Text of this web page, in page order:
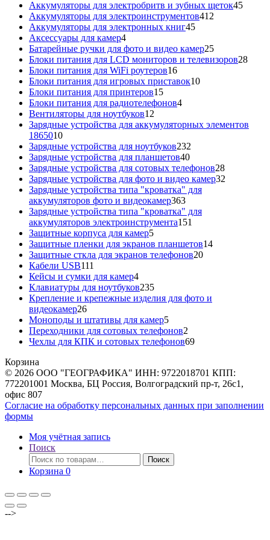
товаров
Аккумуляторы для электробритв и зубных щеток4545
Аккумуляторы для электроинструментов412
Аккумуляторы для электронных книг4545
Аксессуары для камер44
товара
Батарейные ручки для фото и видео камер2525
товаров
Блоки питания для LCD мониторов и телевизоров2828
Блоки питания для WiFi роутеров1616
товаров
Блоки питания для игровых приставок1010
Блоки питания для принтеров1515
товаров
Блоки питания для радиотелефонов44
Вентиляторы для ноутбуков12
товаров
Зарядные устройства для аккумуляторных элементов
186501010
товаров
Зарядные устройства для ноутбуков232
Зарядные устройства для планшетов4040
товаров
Зарядные устройства для сотовых телефонов2828
товаров
Зарядные устройства для фото и видео камер32
Зарядные устройства типа "кроватка" для
аккумуляторов фото и видеокамер363363
товара
Зарядные устройства типа "кроватка" для
аккумуляторов электроинструмента151
Защитные корпуса для камер55
товаров
Защитные пленки для экранов планшетов1414
Защитные сткла для экранов телефонов2020
Кабели USB111
товаров
Кейсы и сумки для камер44
товара
Клавиатуры для ноутбуков235235
товаров
Крепление и крепежные изделия для фото и
видеокамер2626
товаров
Моноподы и штативы для камер55
товаров
Переходники для сотовых телефонов2
товара
Чехлы для КПК и сотовых телефонов6969
Корзина
© 2026 ООО "ГЕОГРАФИКА" ИНН: 9722018701 КПП:
772201001 Москва, БЦ Россия, Волгоградский пр-т, 26с1,
офис 807
Согласие на обработку персональных данных при заполнении
формы
Моя учётная запись
Поиск
Искать:
Поиск
Корзина 0
-->